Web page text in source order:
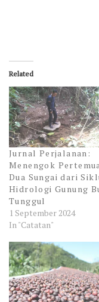
Related
Jurnal Perjalanan:
Menengok
Dua Sungai dari
Hidrologi Gunung
Tunggul
1 September 2024
In "Catatan"